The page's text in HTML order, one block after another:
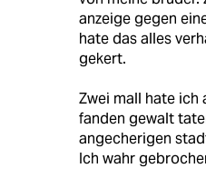
anzeige gegen
hate das alles
gekert.
Zwei mall hate ich
fanden gewalt
angecherigen
Ich wahr